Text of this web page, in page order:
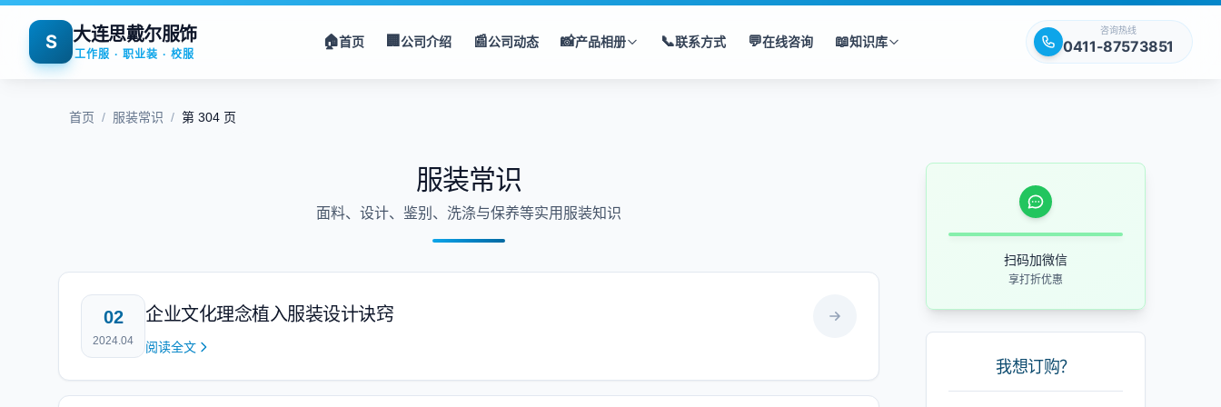
S 大连思戴尔服饰
工作服 · 职业装 · 校服
🏠首页 🏢公司介绍 📰公司动态 📸产品相册 📞联系方式 💬在线咨询 📖知识库
咨询热线
0411-87573851
首页 / 服装常识 / 第 304 页
服装常识
面料、设计、鉴别、洗涤与保养等实用服装知识
02
2024.04
企业文化理念植入服装设计诀窍
阅读全文
扫码加微信
享打折优惠
我想订购？